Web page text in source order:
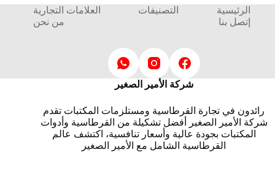
الرئيسية التصنيفات
العلامات التجارية
إتصل بنا
من نحن
شركة الأمير الصغير
رائدون في تجارة القرطاسية ومستلزمات المكتبات تقدم
شركة الأمير الصغير أفضل تشكيلة من القرطاسية وأدوات
المكتبات بجودة عالية وأسعار تنافسية، اكتشف عالم
القرطاسية الشامل مع الأمير الصغير